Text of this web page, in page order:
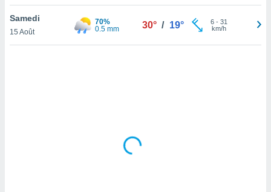
à
en
le
Samedi
15 Août
70%
0.5 mm
30° / 19° 6- 31
km/h